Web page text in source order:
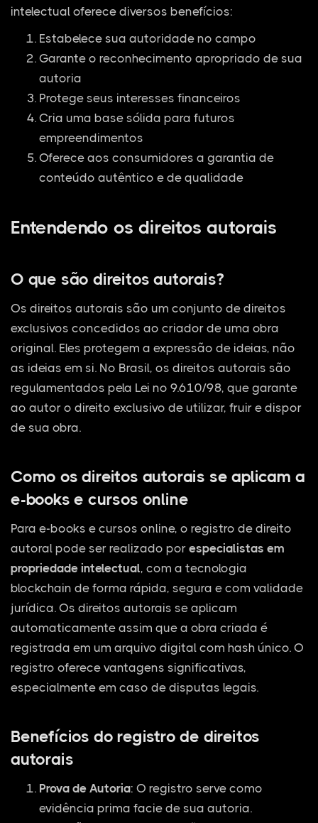
intelectual oferece diversos benefícios:
Estabelece sua autoridade no campo
Garante o reconhecimento apropriado de sua
autoria
Protege seus interesses financeiros
Cria uma base sólida para futuros
empreendimentos
Oferece aos consumidores a garantia de
conteúdo autêntico e de qualidade
Entendendo os direitos autorais
O que são direitos autorais?
Os direitos autorais são um conjunto de direitos
exclusivos concedidos ao criador de uma obra
original. Eles protegem a expressão de ideias, não
as ideias em si. No Brasil, os direitos autorais são
regulamentados pela Lei nº 9.610/98, que garante
ao autor o direito exclusivo de utilizar, fruir e dispor
de sua obra.
Como os direitos autorais se aplicam a
e-books e cursos online
Para e-books e cursos online, o registro de direito
autoral pode ser realizado por especialistas em
propriedade intelectual, com a tecnologia
blockchain de forma rápida, segura e com validade
jurídica. Os direitos autorais se aplicam
automaticamente assim que a obra criada é
registrada em um arquivo digital com hash único. O
registro oferece vantagens significativas,
especialmente em caso de disputas legais.
Benefícios do registro de direitos
autorais
Prova de Autoria: O registro serve como
evidência prima facie de sua autoria.